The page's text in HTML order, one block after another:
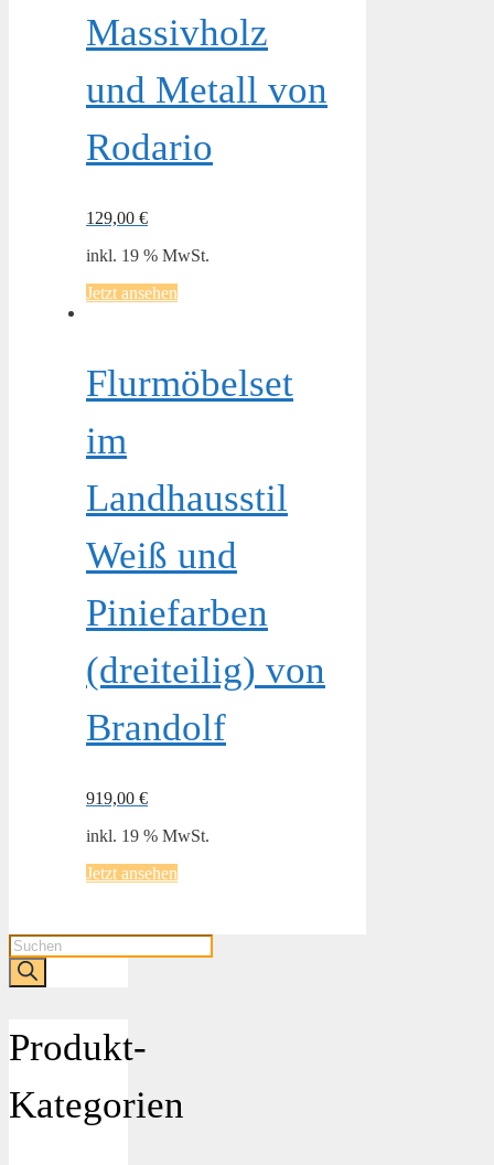
Massivholz
und Metall von
Rodario
129,00 €
inkl. 19 % MwSt.
Jetzt ansehen
Flurmöbelset
im
Landhausstil
Weiß und
Piniefarben
(dreiteilig) von
Brandolf
919,00 €
inkl. 19 % MwSt.
Jetzt ansehen
Products
search
Produkt-
Kategorien